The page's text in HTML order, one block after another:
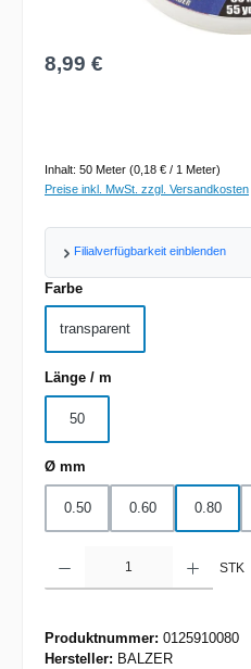
Regulärer Preis:
8,99 €
Inhalt: 50 Meter (0,18 € / 1 Meter)
Preise inkl. MwSt. zzgl. Versandkosten
Filialverfügbarkeit einblenden
Farbeauswählen
transparent
Länge / m
50
Ø mm
0.50 0.60 0.80
STK
Produktnummer: 0125910080
Hersteller: BALZER